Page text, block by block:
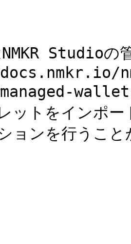
Studioの
ットをインポ